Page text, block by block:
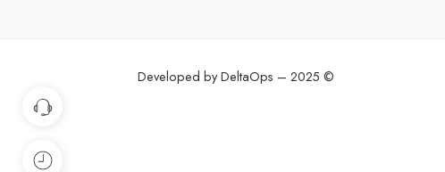
© 2025 – Developed by DeltaOps